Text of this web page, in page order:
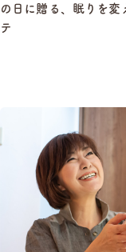
の日に贈る、眠りを変
テ